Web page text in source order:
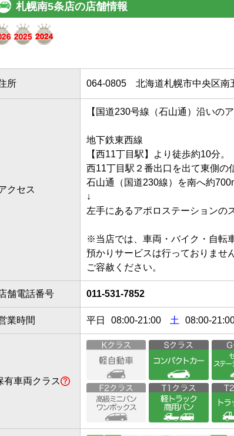
札幌南5条店の店舗情報
所 064-0805 北海道札幌市中央区南
クセス
【国道230号線（石山通）沿いの
地下鉄東西線
【西11丁目駅】より徒歩約10分。
西11丁目駅２番出口を出て東側の
石山通（国道230線）を南へ約
↓
左手にあるアポロステーションの
※当店では、車両・バイク・自転
預かりサービスは行っておりませ
ご容赦ください。
舗電話番号 011-531-7852
業時間 平日 08:00-21:00 土 08:00-
有車両クラス